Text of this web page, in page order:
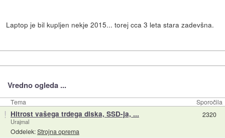
Laptop je bil kupljen nekje 2015... torej cca 3 leta stara zadevšna.
Vredno ogleda ...
Tema Sporočila
! Hitrost vašega trdega diska, SSD-ja, ...
Urajmal
Oddelek:Strojna oprema
2320